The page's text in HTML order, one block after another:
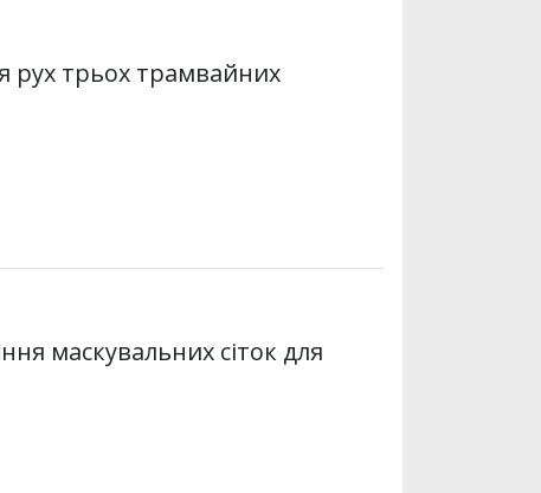
рух трьох трамвайних
маскувальних сіток для